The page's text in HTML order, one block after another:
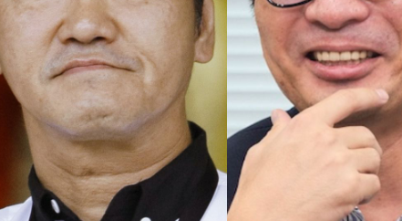
ているのが悲しい」『北の国から』倉本聰氏（91...
もっと見る